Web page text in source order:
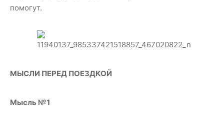
помогут.
МЫСЛИ ПЕРЕД ПОЕЗДКОЙ
Мысль №1